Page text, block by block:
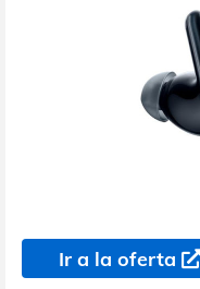
Ir a la oferta